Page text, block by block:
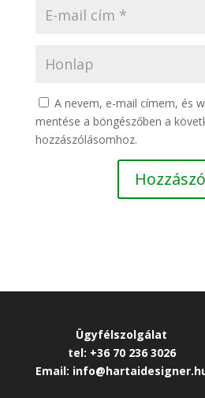
A nevem, e-mail címem, és
mentése a böngészőben a
hozzászólásomhoz.
Ügyfélszolgálat
tel: +36 70 236 3026
Email: